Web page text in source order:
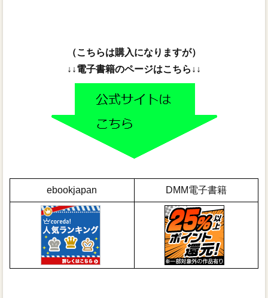
（こちらは購入になりますが）
↓↓電子書籍のページはこちら↓↓
ebookjapan DMM電子書籍